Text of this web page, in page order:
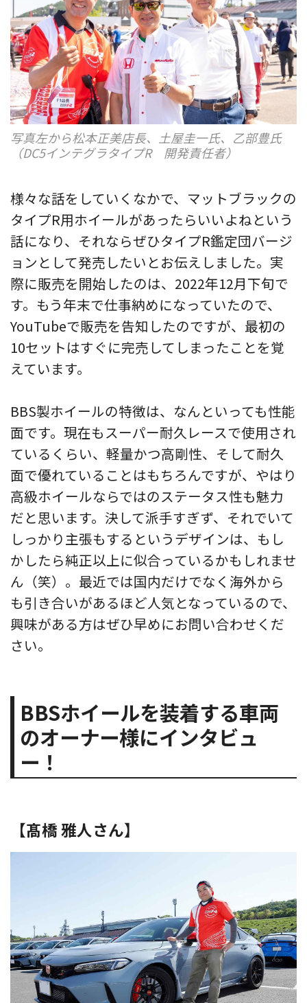
写真左から松本正美店長、土屋圭一氏、乙部豊氏
（DC5インテグラタイプR 開発責任者）
様々な話をしていくなかで、マットブラックの
タイプR用ホイールがあったらいいよねという
話になり、それならぜひタイプR鑑定団バージ
ョンとして発売したいとお伝えしました。実
際に販売を開始したのは、2022年12月下旬で
す。もう年末で仕事納めになっていたので、
YouTubeで販売を告知したのですが、最初の
10セットはすぐに完売してしまったことを覚
えています。
BBS製ホイールの特徴は、なんといっても性能
面です。現在もスーパー耐久レースで使用され
ているくらい、軽量かつ高剛性、そして耐久
面で優れていることはもちろんですが、やはり
高級ホイールならではのステータス性も魅力
だと思います。決して派手すぎず、それでいて
しっかり主張もするというデザインは、もし
かしたら純正以上に似合っているかもしれませ
ん（笑）。最近では国内だけでなく海外から
も引き合いがあるほど人気となっているので、
興味がある方はぜひ早めにお問い合わせくだ
さい。
BBSホイールを装着する車両
のオーナー様にインタビュ
ー！
【髙橋 雅人さん】